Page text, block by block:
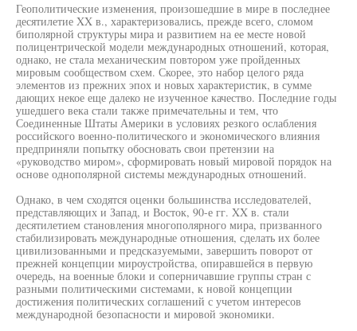
Геополитические изменения, произошедшие в мире в последнее
десятилетие XX в., характеризовались, прежде всего, сломом
биполярной структуры мира и развитием на ее месте новой
полицентрической модели международных отношений, которая,
однако, не стала механическим повтором уже пройденных
мировым сообществом схем. Скорее, это набор целого ряда
элементов из прежних эпох и новых характеристик, в сумме
дающих некое еще далеко не изученное качество. Последние годы
ушедшего века стали также примечательны и тем, что
Соединенные Штаты Америки в условиях резкого ослабления
российского военно-политического и экономического влияния
предприняли попытку обосновать свои претензии на
«руководство миром», сформировать новый мировой порядок на
основе однополярной системы международных отношений.
Однако, в чем сходятся оценки большинства исследователей,
представляющих и Запад, и Восток, 90-е гг. XX в. стали
десятилетием становления многополярного мира, призванного
стабилизировать международные отношения, сделать их более
цивилизованными и предсказуемыми, завершить поворот от
прежней концепции мироустройства, опиравшейся в первую
очередь, на военные блоки и соперничавшие группы стран с
разными политическими системами, к новой концепции
достижения политических соглашений с учетом интересов
международной безопасности и мировой экономики.